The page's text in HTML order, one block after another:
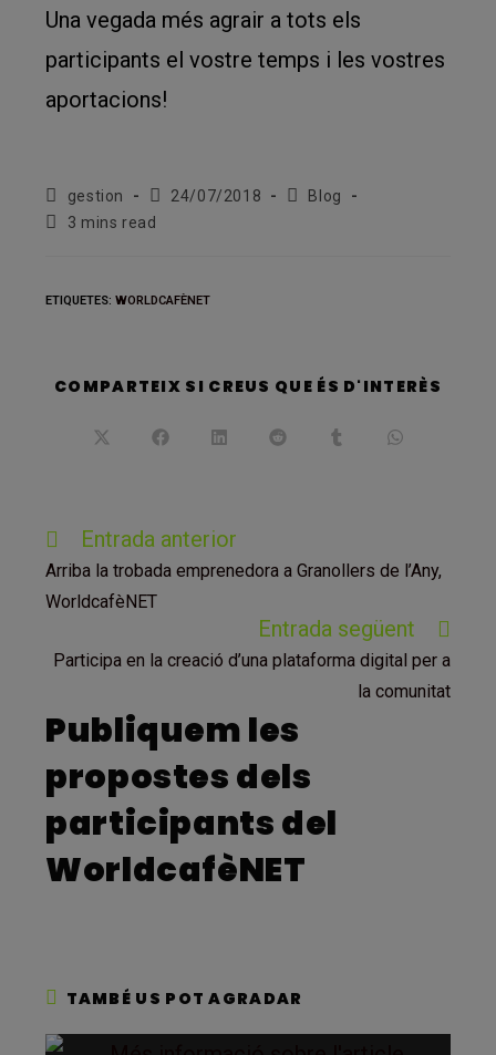
Una vegada més agrair a tots els
participants el vostre temps i les vostres
aportacions!
Autor
de
gestion
Entrada
publicada:
24/07/2018
Categoria
Blog
Temps3 mins read
ETIQUETES:WORLDCAFÈNET
COMPARTEIX SI CREUS QUE ÉS D'INTERÈS
Opens
Opens
Opens
Opens
Opens
Opens
Llegeix
més
articles
Entrada anterior
Arriba la trobada emprenedora a Granollers de l’Any,
WorldcafèNET
Entrada següent
Participa en la creació d’una plataforma digital per a
la comunitat
Publiquem les
propostes dels
participants del
WorldcafèNET
TAMBÉ US POT AGRADAR